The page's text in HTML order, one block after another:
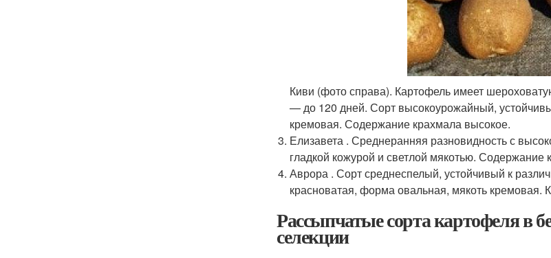
Киви (фото справа). Картофель имеет
— до 120 дней. Сорт высокоурожайный,
кремовая. Содержание крахмала высокое.
Елизавета . Среднеранняя разновидность с
гладкой кожурой и светлой мякотью.
Аврора . Сорт среднеспелый, устойчивый к
красноватая, форма овальная, мякоть кремовая.
Рассыпчатые сорта картофеля в
селекции